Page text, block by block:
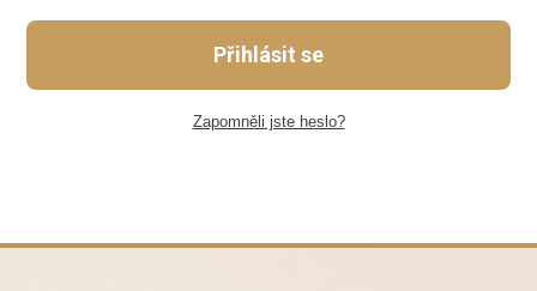
Přihlásit se
Zapomněli jste heslo?